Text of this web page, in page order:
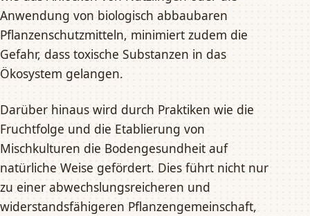
Anwendung von biologisch abbaubaren
Pflanzenschutzmitteln, minimiert zudem die
Gefahr, dass toxische Substanzen in das
Ökosystem gelangen.
Darüber hinaus wird durch Praktiken wie die
Fruchtfolge und die Etablierung von
Mischkulturen die Bodengesundheit auf
natürliche Weise gefördert. Dies führt nicht nur
zu einer abwechslungsreicheren und
widerstandsfähigeren Pflanzengemeinschaft,